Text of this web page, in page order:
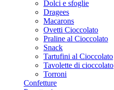
Dolci e sfoglie
Dragees
Macarons
Ovetti Cioccolato
Praline al Cioccolato
Snack
Tartufini al Cioccolato
Tavolette di cioccolato
Torroni
Confetture